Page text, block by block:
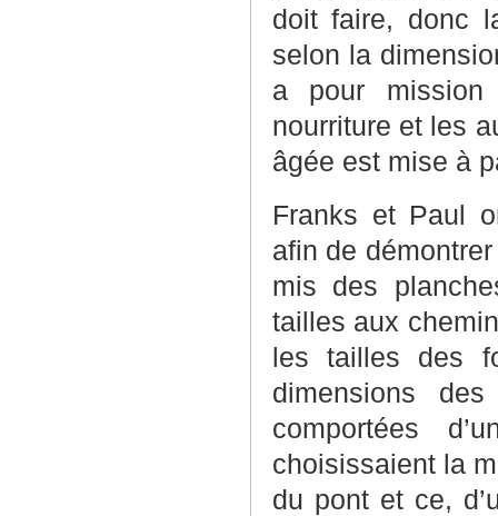
doit faire, donc
selon la
a pour
nourriture et les
âgée est mise à
Franks et Paul
afin de
mis des
tailles aux
les tailles des
dimensions
comportées
choisissaient la
du pont et ce,